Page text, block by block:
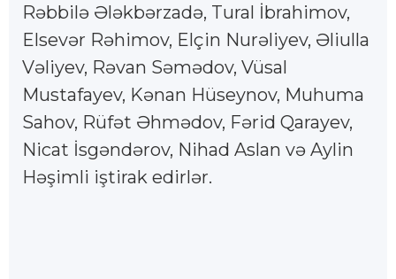
Rəbbilə Ələkbərzadə, Tural İbrahimov,
Elsevər Rəhimov, Elçin Nurəliyev, Əliulla
Vəliyev, Rəvan Səmədov, Vüsal
Mustafayev, Kənan Hüseynov, Muhuma
Sahov, Rüfət Əhmədov, Fərid Qarayev,
Nicat İsgəndərov, Nihad Aslan və Aylin
Həşimli iştirak edirlər.